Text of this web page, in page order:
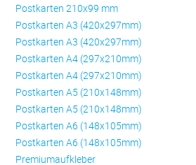
Postkarten 210x99 mm
Postkarten A3 (420x297mm)
Postkarten A3 (420x297mm)
Postkarten A4 (297x210mm)
Postkarten A4 (297x210mm)
Postkarten A5 (210x148mm)
Postkarten A5 (210x148mm)
Postkarten A6 (148x105mm)
Postkarten A6 (148x105mm)
Premiumaufkleber